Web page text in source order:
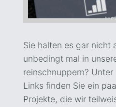
Sie halten es gar nicht
unbedingt mal in
reinschnuppern?
Links finden Sie ein
Projekte, die wir